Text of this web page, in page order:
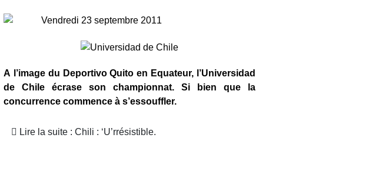
Vendredi 23 septembre 2011
A l’image du Deportivo Quito en Equateur, l’Universidad
de Chile écrase son championnat. Si bien que la
concurrence commence à s’essouffler.
Lire la suite : Chili : ‘U’rrésistible.